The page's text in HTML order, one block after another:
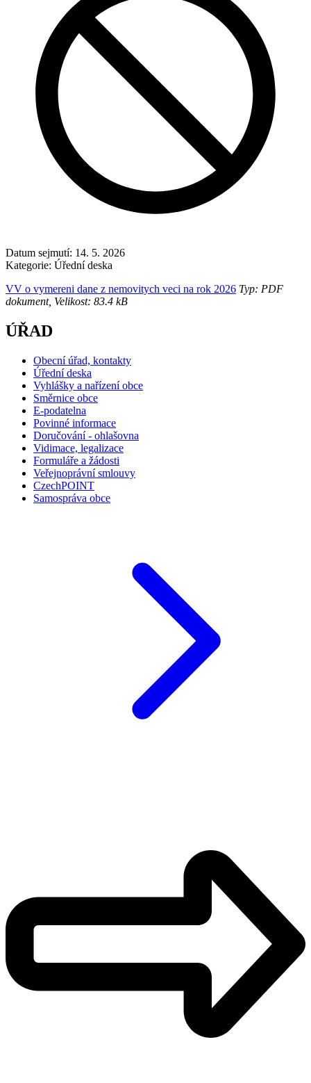
Datum sejmutí: 14. 5. 2026
Kategorie: Úřední deska
VV o vymereni dane z nemovitych veci na rok 2026 Typ: PDF
dokument, Velikost: 83.4 kB
ÚŘAD
Obecní úřad, kontakty
Úřední deska
Vyhlášky a nařízení obce
Směrnice obce
E-podatelna
Povinné informace
Doručování - ohlašovna
Vidimace, legalizace
Formuláře a žádosti
Veřejnoprávní smlouvy
CzechPOINT
Samospráva obce